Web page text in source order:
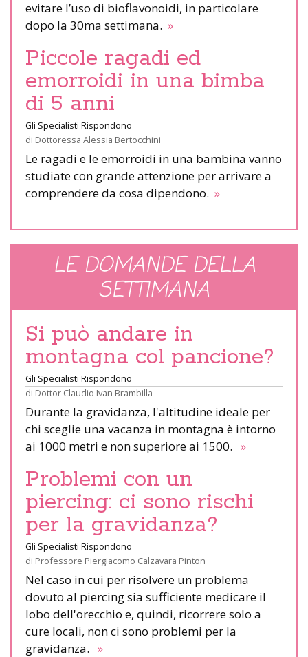
evitare l’uso di bioflavonoidi, in particolare
dopo la 30ma settimana. »
Piccole ragadi ed
emorroidi in una bimba
di 5 anni
Gli Specialisti Rispondono
di Dottoressa Alessia Bertocchini
Le ragadi e le emorroidi in una bambina vanno
studiate con grande attenzione per arrivare a
comprendere da cosa dipendono. »
LE DOMANDE DELLA
SETTIMANA
Si può andare in
montagna col pancione?
Gli Specialisti Rispondono
di Dottor Claudio Ivan Brambilla
Durante la gravidanza, l'altitudine ideale per
chi sceglie una vacanza in montagna è intorno
ai 1000 metri e non superiore ai 1500. »
Problemi con un
piercing: ci sono rischi
per la gravidanza?
Gli Specialisti Rispondono
di Professore Piergiacomo Calzavara Pinton
Nel caso in cui per risolvere un problema
dovuto al piercing sia sufficiente medicare il
lobo dell'orecchio e, quindi, ricorrere solo a
cure locali, non ci sono problemi per la
gravidanza. »